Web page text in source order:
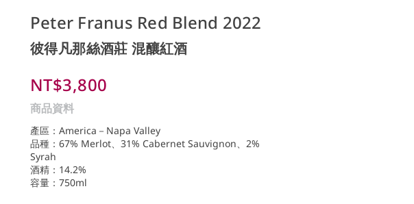
Peter Franus Red Blend 2022
彼得凡那絲酒莊 混釀紅酒
NT$3,800
商品資料
產區：America－Napa Valley
品種：67% Merlot、31% Cabernet Sauvignon、2%
Syrah
酒精：14.2%
容量：750ml